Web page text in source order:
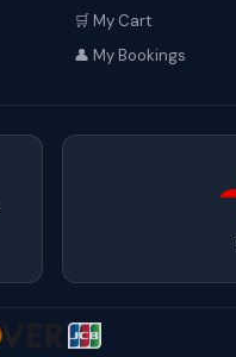
🛒 My Cart
👤 My Bookings